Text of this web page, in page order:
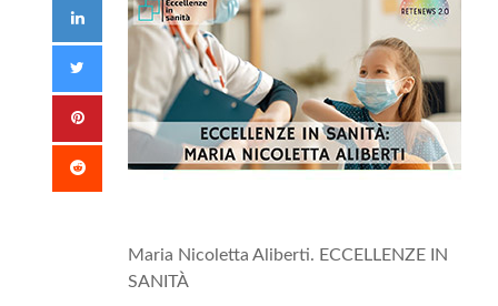
Maria Nicoletta Aliberti. ECCELLENZE IN
SANITÀ